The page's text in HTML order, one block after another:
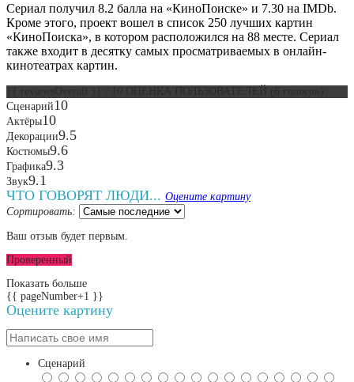
Сериал получил 8.2 балла на «КиноПоиске» и 7.30 на IMDb.
Кроме этого, проект вошел в список 250 лучших картин
«КиноПоиска», в котором расположился на 88 месте. Сериал
также входит в десятку самых просматриваемых в онлайн-
кинотеатрах картин.
Сценарий10
Актёры10
Декорации9.5
Костюмы9.6
Графика9.3
Звук9.1
ЧТО ГОВОРЯТ ЛЮДИ... Оцените картину
Сортировать:
Ваш отзыв будет первым.
Проверенный
Показать больше
{{ pageNumber+1 }}
Оцените картину
Сценарий